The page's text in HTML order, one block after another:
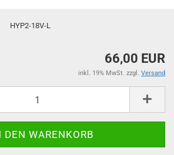
HYP2-18V-L
66,00 EUR
inkl. 19% MwSt. zzgl. Versand